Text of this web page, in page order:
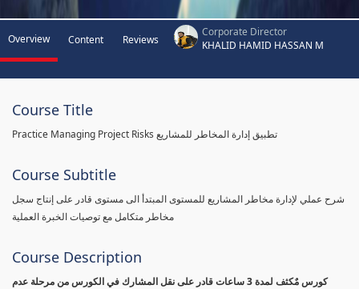
Overview Content Reviews
Corporate Director
KHALID HAMID HASSAN M
Course Title
Practice Managing Project Risks تطبيق إدارة المخاطر للمشاريع
Course Subtitle
شرح عملي لإدارة مخاطر المشاريع للمستوى المبتدأ الى مستوى قادر على إنتاج سجل
مخاطر متكامل مع توصيات الخبرة العملية
Course Description
كورس مٌكثف لمدة 3 ساعات قادر على نقل المشارك في الكورس من مرحلة عدم